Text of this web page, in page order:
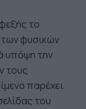
το
των φυσικών
υπόψη την
τους
παρέχει
του